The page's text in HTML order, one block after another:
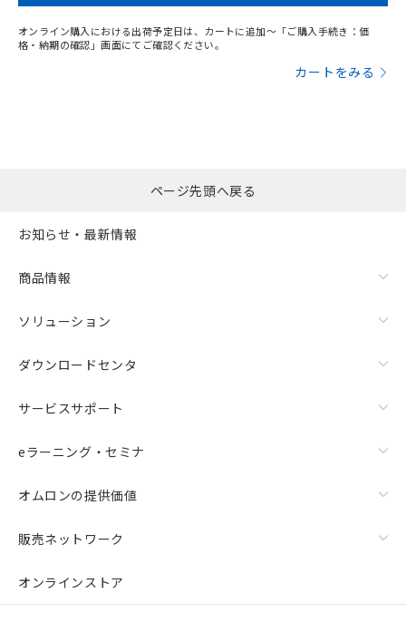
オンライン購入における出荷予定日は、カートに追加～「ご購入手続き：価
格・納期の確認」画面にてご確認ください。
カートをみる
ページ先頭へ戻る
お知らせ・最新情報
商品情報
ソリューション
ダウンロードセンタ
サービスサポート
eラーニング・セミナ
オムロンの提供価値
販売ネットワーク
オンラインストア